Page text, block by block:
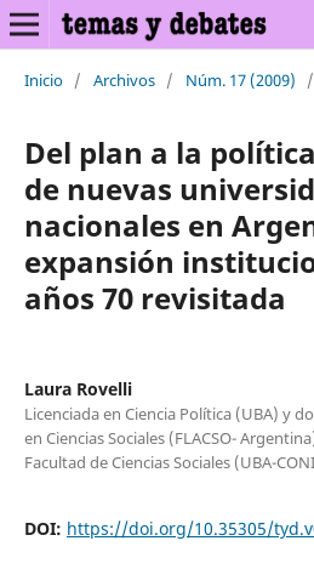
Inicio / Archivos / Núm. 17 (2009) /
Del plan a la
de nuevas
nacionales en
expansión
años 70 revisitada
Laura Rovelli
Licenciada en Ciencia Política (UBA) y
en Ciencias Sociales (FLACSO-
Facultad de Ciencias Sociales (UBA-
DOI: https://doi.org/10.35305/